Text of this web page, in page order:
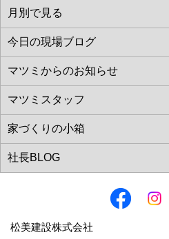
松美建設株式会社